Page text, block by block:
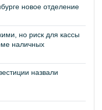
новое отделение
но риск для кассы
наличных
назвали